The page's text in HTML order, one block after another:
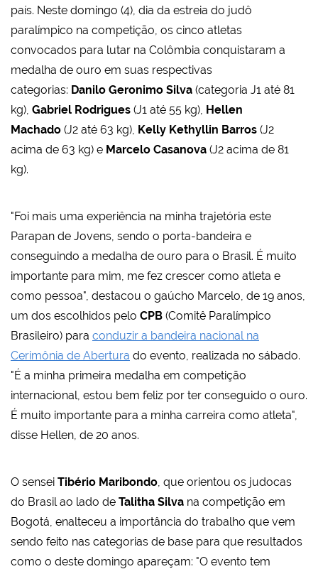
país. Neste domingo (4), dia da estreia do judô
paralímpico na competição, os cinco atletas
convocados para lutar na Colômbia conquistaram a
medalha de ouro em suas respectivas
categorias: Danilo Geronimo Silva (categoria J1 até 81
kg), Gabriel Rodrigues (J1 até 55 kg), Hellen
Machado (J2 até 63 kg), Kelly Kethyllin Barros (J2
acima de 63 kg) e Marcelo Casanova (J2 acima de 81
kg).
"Foi mais uma experiência na minha trajetória este
Parapan de Jovens, sendo o porta-bandeira e
conseguindo a medalha de ouro para o Brasil. É muito
importante para mim, me fez crescer como atleta e
como pessoa", destacou o gaúcho Marcelo, de 19 anos,
um dos escolhidos pelo CPB (Comitê Paralímpico
Brasileiro) para conduzir a bandeira nacional na
Cerimônia de Abertura do evento, realizada no sábado.
"É a minha primeira medalha em competição
internacional, estou bem feliz por ter conseguido o ouro.
É muito importante para a minha carreira como atleta",
disse Hellen, de 20 anos.
O sensei Tibério Maribondo , que orientou os judocas
do Brasil ao lado de Talitha Silva na competição em
Bogotá, enalteceu a importância do trabalho que vem
sendo feito nas categorias de base para que resultados
como o deste domingo apareçam: "O evento tem